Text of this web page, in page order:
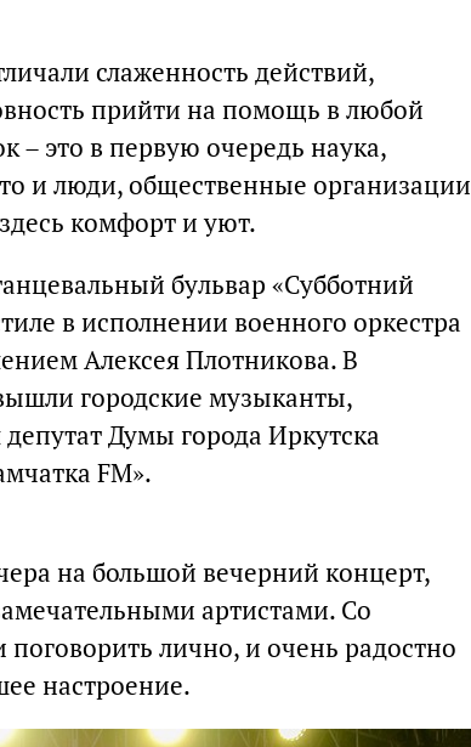
слаженность действий,
прийти на помощь в любой
– это в первую очередь наука,
и люди, общественные организации
комфорт и уют.
бульвар «Субботний
в исполнении военного оркестра
Алексея Плотникова. В
городские музыканты,
Думы города Иркутска
FM».
на большой вечерний концерт,
артистами. Со
лично, и очень радостно
настроение.